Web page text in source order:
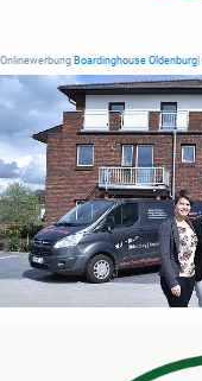
Onlinewerbung Boardinghouse Oldenburg